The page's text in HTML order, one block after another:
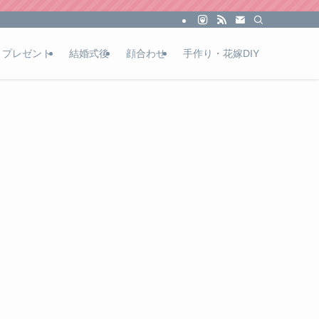
プレゼント 結婚式後 顔合わせ 手作り・花嫁DIY